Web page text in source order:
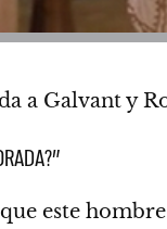
a Galvant y
este